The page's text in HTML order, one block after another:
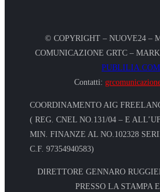
© COPYRIGHT – NUOVE24 –
COMUNICAZIONE GRTC –
PUBLILIA.COM
Contatti:
COORDINAMENTO AIG
( REG. CNEL NO.131/04 – E
MIN. FINANZE AL NO.102328
C.F. 97354940583)
DIRETTORE GENNARO
PRESSO LA STAMPA